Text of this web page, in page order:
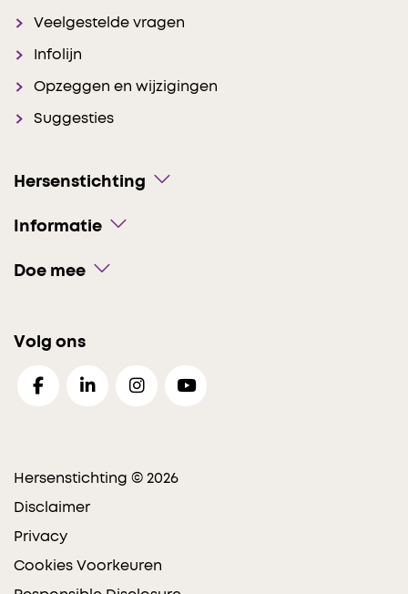
Veelgestelde vragen
Infolijn
Opzeggen en wijzigingen
Suggesties
Hersenstichting
Informatie
Doe mee
Volg ons
Hersenstichting © 2026
Disclaimer
Privacy
Cookies Voorkeuren